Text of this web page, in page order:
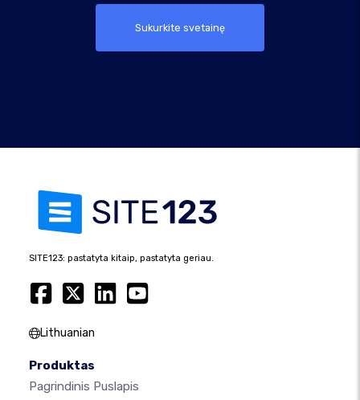
Sukurkite svetainę
SITE123: pastatyta kitaip, pastatyta geriau.
Lithuanian
Produktas
Pagrindinis Puslapis